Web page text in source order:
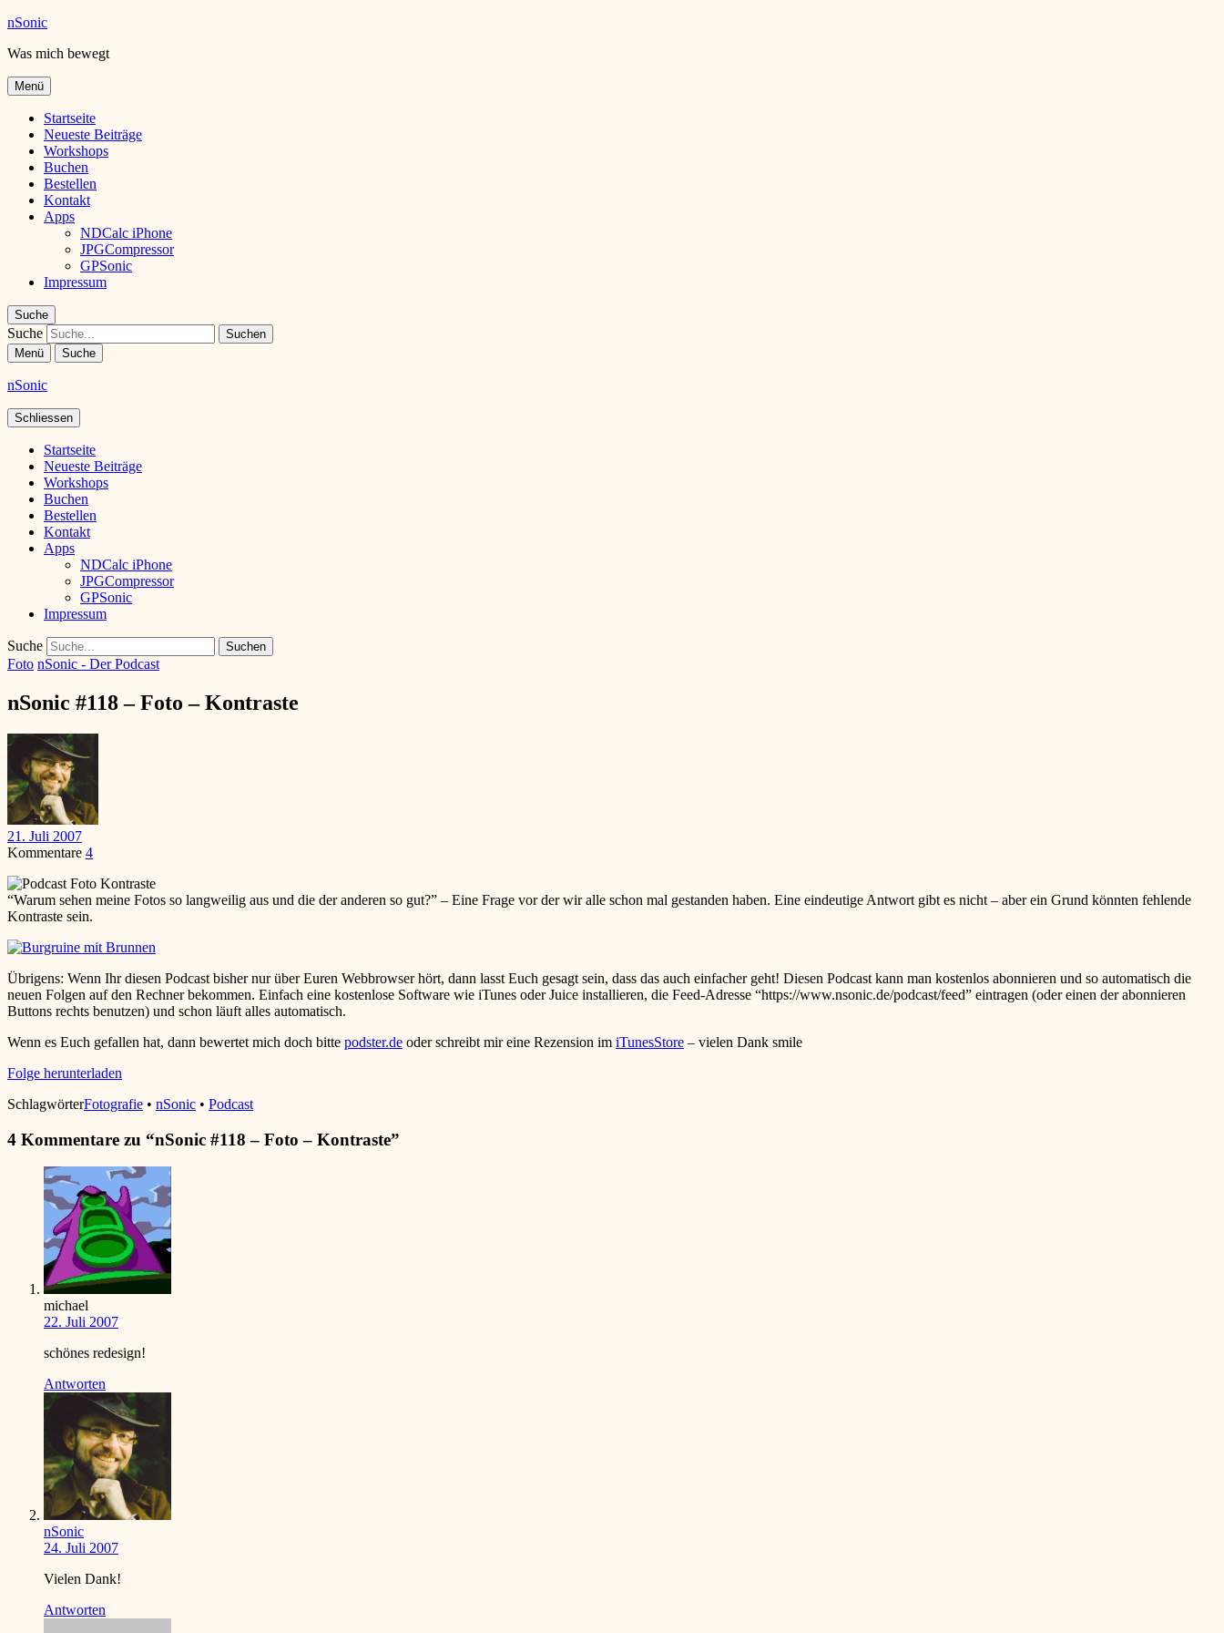
nSonic
Was mich bewegt
Menü
Startseite
Neueste Beiträge
Workshops
Buchen
Bestellen
Kontakt
Apps
NDCalc iPhone
JPGCompressor
GPSonic
Impressum
Suche
Suche
Menü Suche
nSonic
Schliessen
Startseite
Neueste Beiträge
Workshops
Buchen
Bestellen
Kontakt
Apps
NDCalc iPhone
JPGCompressor
GPSonic
Impressum
Suche
Foto nSonic - Der Podcast
nSonic #118 – Foto – Kontraste
21. Juli 2007
Kommentare 4
“Warum sehen meine Fotos so langweilig aus und die der anderen so gut?” – Eine Frage vor der wir alle schon mal gestanden haben. Eine eindeutige Antwort gibt es nicht – aber ein Grund könnten fehlende
Kontraste sein.
Übrigens: Wenn Ihr diesen Podcast bisher nur über Euren Webbrowser hört, dann lasst Euch gesagt sein, dass das auch einfacher geht! Diesen Podcast kann man kostenlos abonnieren und so automatisch die
neuen Folgen auf den Rechner bekommen. Einfach eine kostenlose Software wie iTunes oder Juice installieren, die Feed-Adresse “https://www.nsonic.de/podcast/feed” eintragen (oder einen der abonnieren
Buttons rechts benutzen) und schon läuft alles automatisch.
Wenn es Euch gefallen hat, dann bewertet mich doch bitte podster.de oder schreibt mir eine Rezension im iTunesStore – vielen Dank smile
Folge herunterladen
SchlagwörterFotografie • nSonic • Podcast
4 Kommentare zu “nSonic #118 – Foto – Kontraste”
michael
22. Juli 2007
schönes redesign!
Antworten
nSonic
24. Juli 2007
Vielen Dank!
Antworten